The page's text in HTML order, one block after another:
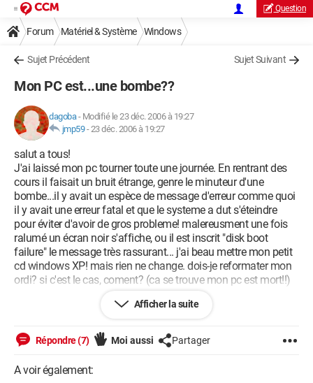
Question
Forum Matériel & Système Windows
Sujet Précédent Sujet Suivant
Mon PC est...une bombe??
dagoba- Modifié le 23 déc. 2006 à 19:27
jmp59-23 déc. 2006 à 19:27
salut a tous!
J'ai laissé mon pc tourner toute une journée. En rentrant des
cours il faisait un bruit étrange, genre le minuteur d'une
bombe...il y avait un espèce de message d'erreur comme quoi
il y avait une erreur fatal et que le systeme a dut s'éteindre
pour éviter d'avoir de gros probleme! malereusment une fois
ralumé un écran noir s'affiche, ou il est inscrit "disk boot
failure" le message très rassurant... j'ai beau mettre mon petit
cd windows XP! mais rien ne change. dois-je reformater mon
ordi? si c'est le cas, coment? (ca se trouve mon pc est mort!!)
merci de m'octroyer quelques indications! : )
Configuration: Windows XP
Afficher la suite
Répondre (7) Moi aussi Partager
A voir également: